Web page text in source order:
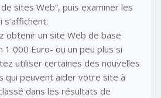
sites Web”, puis examiner les
obtenir un site Web de base
1 000 Euro- ou un peu plus si
utiliser certaines des nouvelles
qui peuvent aider votre site à
dans les résultats de